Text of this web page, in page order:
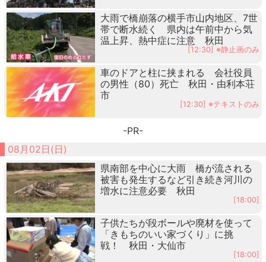
大雨で橋崩落の横手市山内地区、7世
帯で断水続く 県内は午前中から気
温上昇、熱中症に注意 秋田
[12:30] ※静止画のみ
車のドアと柱に挟まれる 会社役員
の男性（80）死亡 秋田・由利本荘
市
[12:30] ※テキストのみ
-PR-
08月02日(日)
県南部を中心に大雨 橋が流される
被害も発生するなど引き続き河川の
増水に注意必要 秋田
[18:00]
子供たちが段ボールや廃材を使って
「きもちのいい家づくり」に挑
戦！ 秋田・大仙市
[18:00]